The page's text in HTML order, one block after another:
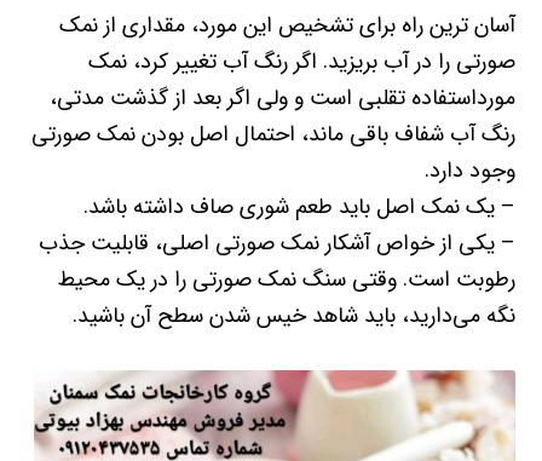
آسان ترین راه برای تشخیص این مورد، مقداری از نمک
صورتی را در آب بریزید. اگر رنگ آب تغییر کرد، نمک
مورداستفاده تقلبی است و ولی اگر بعد از گذشت مدتی،
رنگ آب شفاف باقی ماند، احتمال اصل بودن نمک صورتی
وجود دارد.
– یک نمک اصل باید طعم شوری صاف داشته باشد.
– یکی از خواص آشکار نمک صورتی اصلی، قابلیت جذب
رطوبت است. وقتی سنگ نمک صورتی را در یک محیط
نگه می‌دارید، باید شاهد خیس شدن سطح آن باشید.